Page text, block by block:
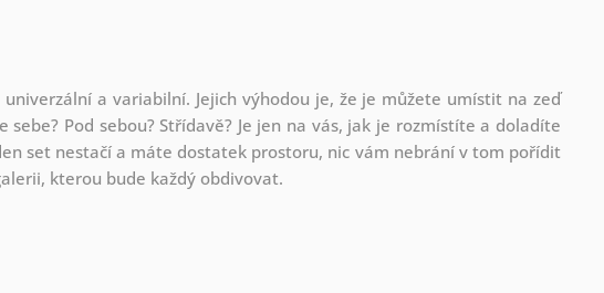
a variabilní. Jejich výhodou je, že je můžete umístit na zeď
sebe? Pod sebou? Střídavě? Je jen na vás, jak je rozmístíte a doladíte
set nestačí a máte dostatek prostoru, nic vám nebrání v tom pořídit
kterou bude každý obdivovat.